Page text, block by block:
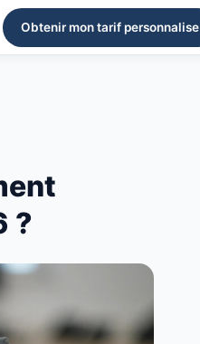
Obtenir mon tarif personnalise
?